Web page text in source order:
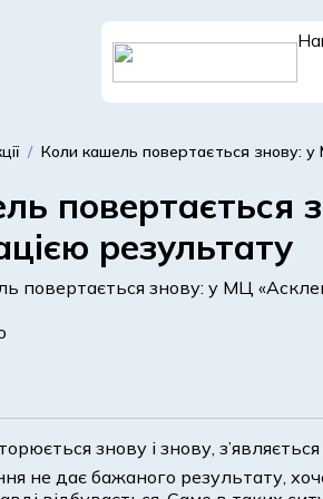
відділення
/ Коли кашель повертається знову: у
повертається
результату
знову і знову,
не дає бажаного результату,